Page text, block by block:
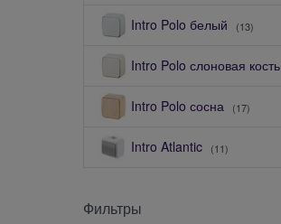
Intro Polo белый (13)
Intro Polo слоновая кость
Intro Polo сосна (17)
Intro Atlantic (11)
Фильтры